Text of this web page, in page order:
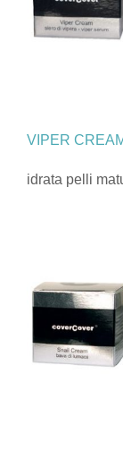
VIPER
idrata pelli